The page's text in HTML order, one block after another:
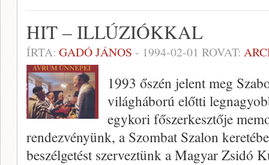
HIT – ILLÚZIÓKKAL
ÍRTA: GADÓ JÁNOS - 1994-02-01 ROVAT:
1993 őszén jelent meg
világháború előtti
egykori főszerkesztője
rendezvényünk, a Szombat Szalon
beszélgetést szerveztünk a Magyar Zsidó